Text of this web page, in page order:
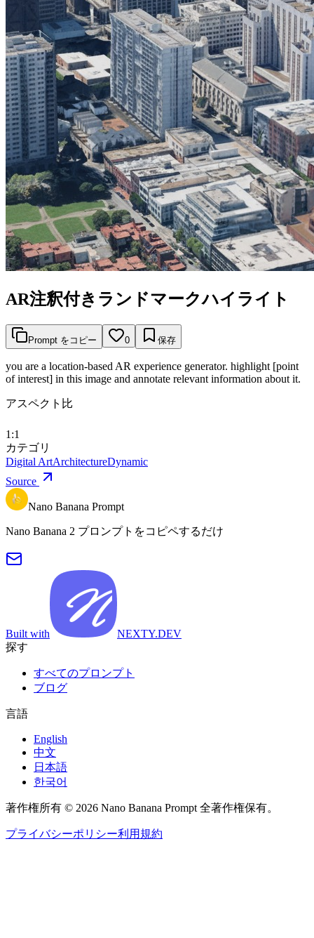
AR注釈付きランドマークハイライト
Prompt をコピー 0 保存
you are a location-based AR experience generator. highlight [point
of interest] in this image and annotate relevant information about it.
アスペクト比
1:1
カテゴリ
Digital ArtArchitectureDynamic
Source
Nano Banana Prompt
Nano Banana 2 プロンプトをコピペするだけ
Built with
NEXTY.DEV
探す
すべてのプロンプト
ブログ
言語
English
中文
日本語
한국어
著作権所有 © 2026 Nano Banana Prompt 全著作権保有。
プライバシーポリシー利用規約